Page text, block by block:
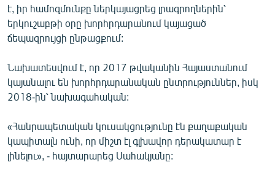
Русский
ՀԵՏԵՎԵՔ ՄԵԶ
«Ազատության» բոլոր կայքերը
է, իր համոզմունքը ներկայացրեց լրագրողներին՝
երկուշաբթի օրը խորհրդարանում կայացած
ճեպազրույցի ընթացքում:
Նախատեսվում է, որ 2017 թվականին Հայաստանում
կայանալու են խորհրդարանական ընտրություններ, իսկ
2018-ին՝ նախագահական:
«Հանրապետական կուսակցությունը էն քաղաքական
կապիտալն ունի, որ միշտ էլ գլխավոր դերակատար է
լինելու», - հայտարարեց Սահակյանը: